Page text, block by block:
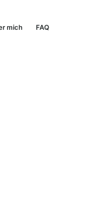
mich FAQ
und dein Kind